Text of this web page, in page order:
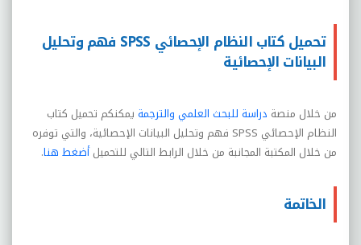
تحميل كتاب النظام الإحصائي SPSS فهم وتحليل
البيانات الإحصائية
من خلال منصة دراسة للبحث العلمي والترجمة يمكنكم تحميل كتاب
النظام الإحصائي SPSS فهم وتحليل البيانات الإحصائية، والتي توفره
من خلال المكتبة المجانبة من خلال الرابط التالي للتحميلأضغط هنا.
الخاتمة